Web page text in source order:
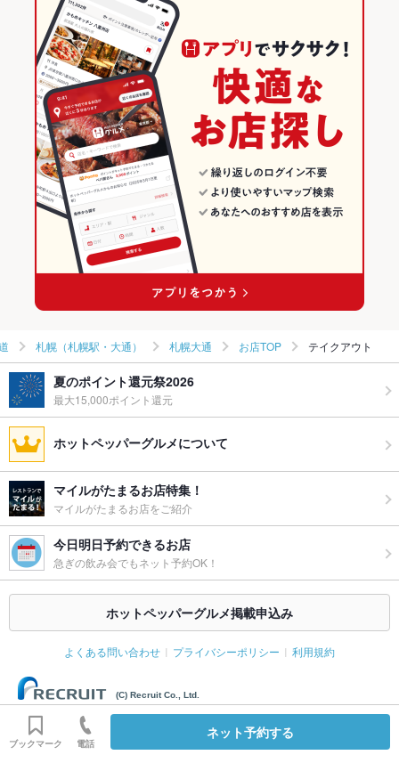
大通駅 × 和風
ダイニングバー・バル
和風・創作
札幌（札幌駅・大通） × ダイニングバー・バル
札幌（札幌駅・大通） × 和風・創作
大通駅 × ダイニングバー・バル
大通駅 × 和風・創作
札幌大通 × 和風・創作
北海道
北海道 × 居酒屋
北海道 × 和風
北海道 × ダイニングバー・バル
北海道 × 和風・創作
北海道の居酒屋ランキング
札幌（札幌駅・大通）のグルメランキング
札幌（札幌駅・大通）の居酒屋ランキング
札幌大通のグルメランキング
札幌大通の居酒屋ランキング
札幌（札幌駅・大通） 札幌大通 お店TOP テイクアウト
夏のポイント還元祭2026
最大15,000ポイント還元
ホットペッパーグルメについて
マイルがたまるお店特集！
マイルがたまるお店をご紹介
今日明日予約できるお店
急ぎの飲み会でもネット予約OK！
ホットペッパーグルメ掲載申込み
よくある問い合わせ プライバシーポリシー 利用規約
(C) Recruit Co., Ltd.
ブックマーク 電話
ネット予約する